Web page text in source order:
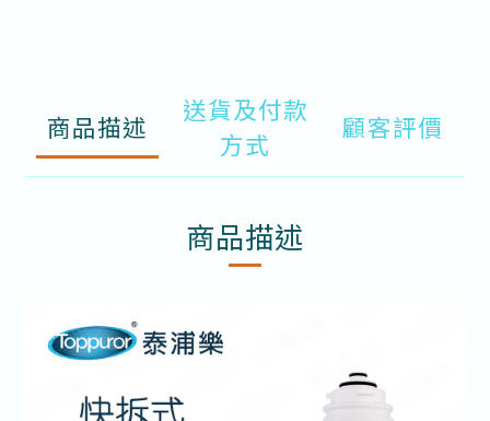
商品描述
送貨及付款
方式
顧客評價
商品描述